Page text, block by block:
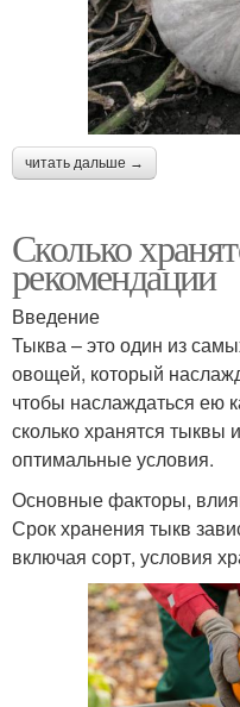
читать дальше →
Сколько
рекомендации
Введение
Тыква – это один из
овощей, который
чтобы наслаждаться ею
сколько хранятся тыквы
оптимальные условия.
Основные факторы,
Срок хранения тыкв
включая сорт, условия